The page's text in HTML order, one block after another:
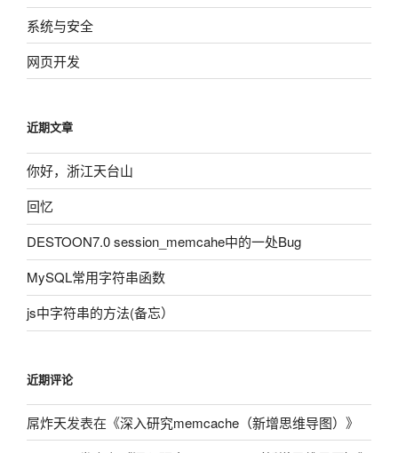
系统与安全
网页开发
近期文章
你好，浙江天台山
回忆
DESTOON7.0 session_memcahe中的一处Bug
MySQL常用字符串函数
js中字符串的方法(备忘）
近期评论
屌炸天发表在《深入研究memcache（新增思维导图） 》